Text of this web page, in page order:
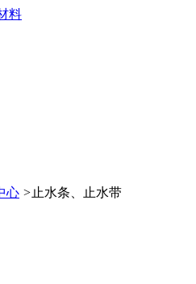
心 >止水条、止水带